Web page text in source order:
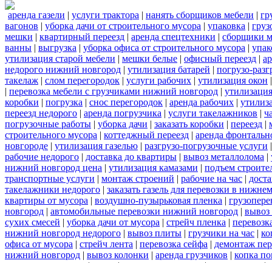
аренда газели | услуги трактора | нанять сборщиков мебели |
вагонов | уборка дачи от строительного мусора | упаковка |
мешки | квартирный переезд | аренда спецтехники | сборщики
ванны | выгрузка | уборка офиса от строительного мусора |
утилизация старой мебели | мешки белые | офисный переезд |
недорого нижний новгород | утилизация батарей | погрузо-
такелаж | слом перегородок | услуги рабочих | утилизация окон
| перевозка мебели с грузчиками нижний новгород |
коробки | погрузка | снос перегородок | аренда рабочих |
переезд недорого | аренда погрузчика | услуги такелажников |
погрузочные работы | уборка дачи | заказать коробки | переезд |
строительного мусора | коттеджный переезд | аренда
новгороде | утилизация газелью | разгрузо-погрузочные услуги
рабочие недорого | доставка до квартиры | вывоз металлолома |
нижний новгород цена | утилизация камазами | подъем
транспортные услуги | монтаж строений | рабочие на час |
такелажники недорого | заказать газель для перевозки в
квартиры от мусора | воздушно-пузырьковая пленка |
новгород | автомобильные перевозки нижний новгород | вывоз
сухих смесей | уборка дачи от мусора | стрейч пленка |
нижний новгород недорого | вывоз плиты | грузчики на час |
офиса от мусора | стрейч лента | перевозка сейфа | демонтаж
нижний новгород | вывоз колонки | аренда грузчиков | копка